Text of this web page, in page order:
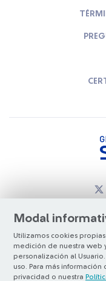
Modal
Utilizamos cookies
medición de nuestra web
personalización al
uso. Para más información
privacidad o nuestra
©